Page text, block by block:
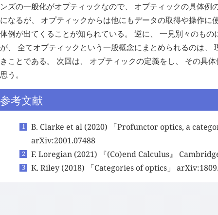
ンズの一般化がオプティックなので、 オプティックの具体例
になるが、 オプティックからは他にもデータの取得や操作に
体例が出てくることが知られている。 逆に、 一見別々のも
が、 全てオプティックという一般概念にまとめられるのは、
きことである。 次回は、 オプティックの定義をし、 その具
思う。
参考文献
B. Clarke et al (2020) 「Profunctor optics, a
arXiv:2001.07488
F. Loregian (2021) 『(Co)end Calculus』
K. Riley (2018) 「Categories of optics」